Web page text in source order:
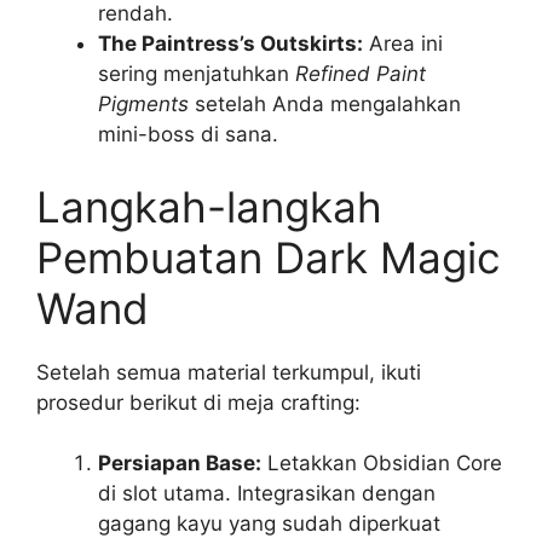
rendah.
The Paintress’s Outskirts: Area ini
sering menjatuhkan Refined Paint
Pigments setelah Anda mengalahkan
mini-boss di sana.
Langkah-langkah
Pembuatan Dark Magic
Wand
Setelah semua material terkumpul, ikuti
prosedur berikut di meja crafting:
Persiapan Base: Letakkan Obsidian Core
di slot utama. Integrasikan dengan
gagang kayu yang sudah diperkuat